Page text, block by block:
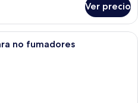
Ver precio
Una habitación de hotel con cama,
no fumadores